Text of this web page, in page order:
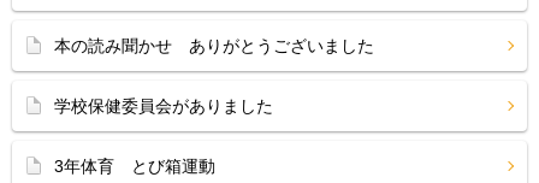
本の読み聞かせ ありがとうございました
学校保健委員会がありました
3年体育 とび箱運動